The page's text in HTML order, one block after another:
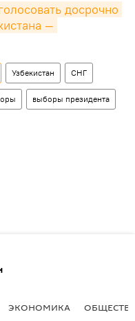
досрочно
—
Узбекистан СНГ
выборы президента
ЭКОНОМИКА